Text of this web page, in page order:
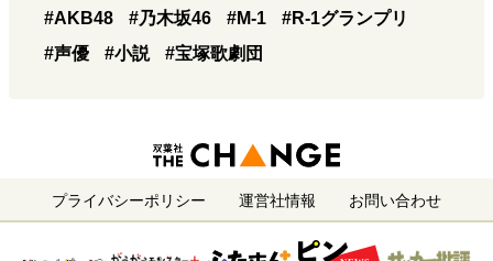
#AKB48
#乃木坂46 #M-1
#R-1グランプリ
#声優
#小説 #宝塚歌劇団
プライバシーポリシー 運営社情報 お問い合わせ